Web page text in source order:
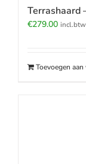
Terrashaard
€279.00 incl.btw
Toevoegen